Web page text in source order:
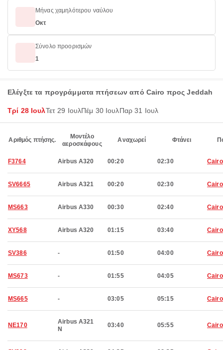
Μήνας χαμηλότερου ναύλου
Οκτ
Σύνολο προορισμών
1
Ελέγξτε τα προγράμματα πτήσεων από Cairo προς Jeddah
Τρί 28 ΙουλΤετ 29 ΙουλΠέμ 30 ΙουλΠαρ 31 Ιουλ
Αριθμός πτήσης.
Μοντέλο
αεροσκάφους
Αναχωρεί Φτάνει
F3764 Airbus A320 00:20 02:30 Cairo
SV6665 Airbus A321 00:20 02:30 Cairo
MS663 Airbus A330 00:30 02:40 Cairo
XY568 Airbus A320 01:15 03:40 Cairo
SV386 - 01:50 04:00 Cairo
MS673 - 01:55 04:05 Cairo
MS665 - 03:05 05:15 Cairo
NE170
Airbus A321
N
03:40 05:55 Cairo